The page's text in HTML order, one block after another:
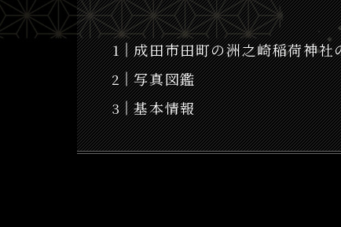
成田市田町の洲之崎稲荷神社
写真図鑑
基本情報